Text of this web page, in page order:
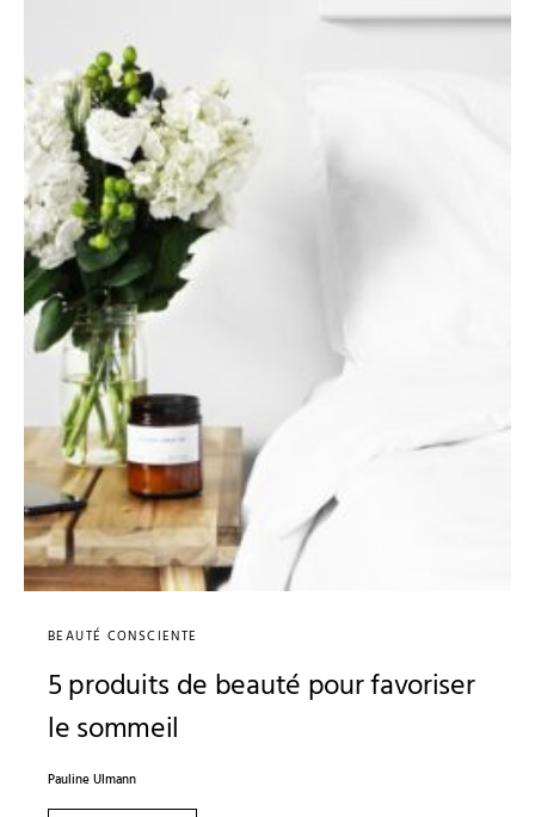
BEAUTÉ CONSCIENTE
5 produits de beauté pour favoriser
le sommeil
Pauline Ulmann